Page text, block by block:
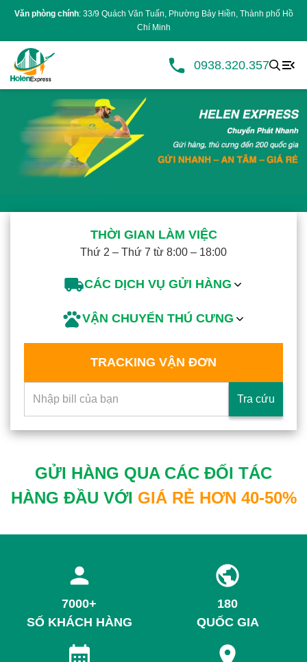
Văn phòng chính: 33/9 Quách Văn Tuấn, Phường Bảy Hiền, Thành phố Hồ
Chí Minh
0938.320.357
THỜI GIAN LÀM VIỆC
Thứ 2 – Thứ 7 từ 8:00 – 18:00
CÁC DỊCH VỤ GỬI HÀNG
VẬN CHUYỂN THÚ CƯNG
TRACKING VẬN ĐƠN
Tra cứu
GỬI HÀNG QUA CÁC ĐỐI TÁC
HÀNG ĐẦU VỚI GIÁ RẺ HƠN 40-50%
7000+
SỐ KHÁCH HÀNG
180
QUỐC GIA